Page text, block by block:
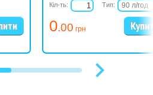
0.00 грн
Кіл-ть: Тип:
90 л/год
180 л/год